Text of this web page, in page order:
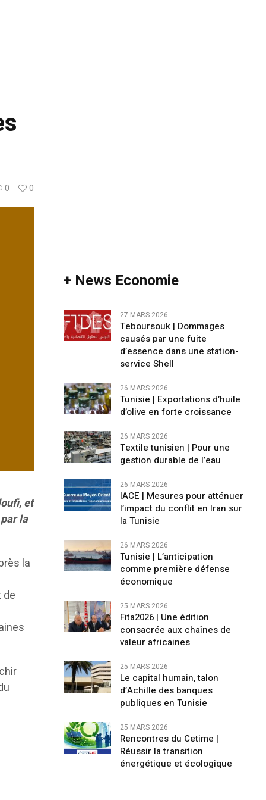
0 0
et
la
la
de
+ News Economie
27 MARS 2026
Teboursouk | Dommages
causés par une fuite
d’essence dans une station-
service Shell
26 MARS 2026
Tunisie | Exportations d’huile
d’olive en forte croissance
26 MARS 2026
Textile tunisien | Pour une
gestion durable de l’eau
26 MARS 2026
IACE | Mesures pour atténuer
l’impact du conflit en Iran sur
la Tunisie
26 MARS 2026
Tunisie | L’anticipation
comme première défense
économique
25 MARS 2026
Fita2026 | Une édition
consacrée aux chaînes de
valeur africaines
25 MARS 2026
Le capital humain, talon
d’Achille des banques
publiques en Tunisie
25 MARS 2026
Rencontres du Cetime |
Réussir la transition
énergétique et écologique